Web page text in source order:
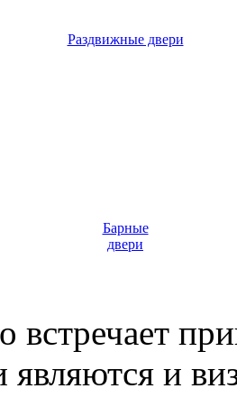
Раздвижные двери
Барные
двери
встречает
и